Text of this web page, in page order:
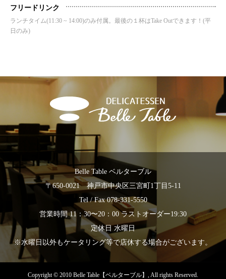
フリードリンク
ランチタイム(11:30 ~ 14:00)のみ付属。最後の１杯はTake Outできます！(平
日のみ)
Belle Table ベルターブル
〒650-0021 神戸市中央区三宮町1丁目5-11
Tel / Fax 078-331-5550
営業時間 11：30〜20：00 ラストオーダー19:30
定休日 水曜日
※水曜日以外もケータリング等で店休する場合がございます。
Copyright © 2010 Belle Table【ベルターブル】, All rights Reserved.